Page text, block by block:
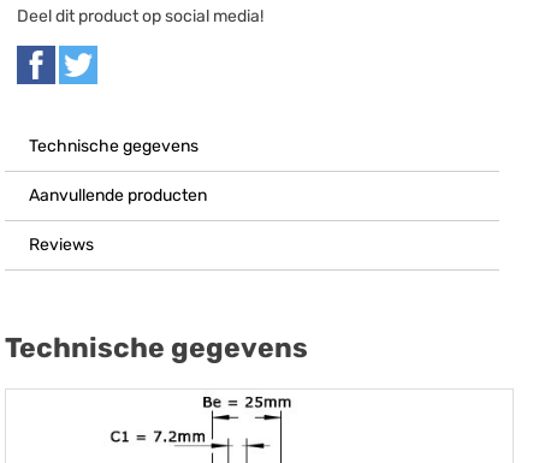
Deel dit product op social media!
Technische gegevens
Aanvullende producten
Reviews
Technische gegevens